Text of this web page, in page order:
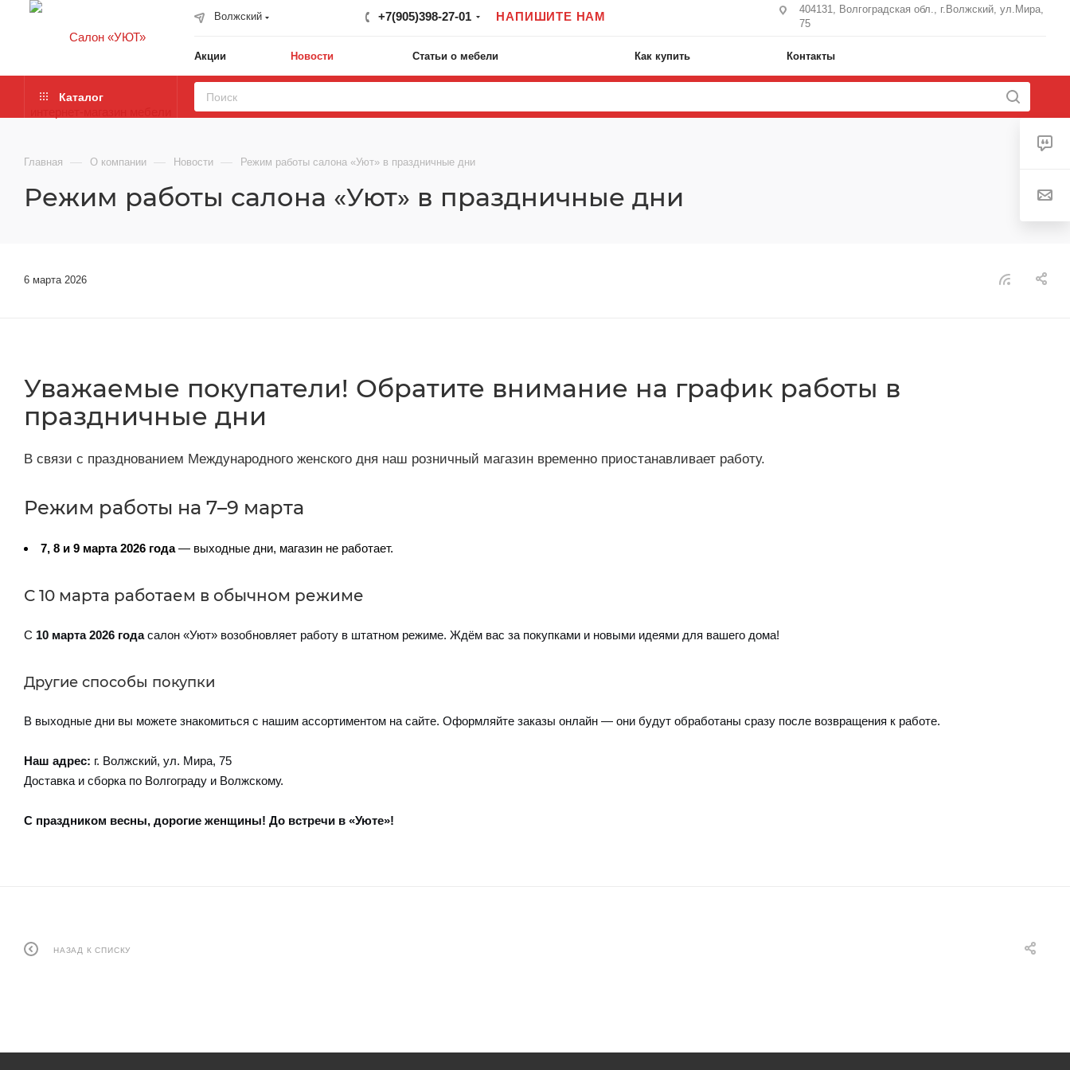
Волжский +7(905)398-27-01 НАПИШИТЕ НАМ
404131, Волгоградская обл., г.Волжский, ул.Мира,
75
Акции Новости Статьи о мебели Как купить Контакты
Каталог
Главная — О компании — Новости — Режим работы салона «Уют» в праздничные дни
Режим работы салона «Уют» в праздничные дни
6 марта 2026
Уважаемые покупатели! Обратите внимание на график работы в
праздничные дни
В связи с празднованием Международного женского дня наш розничный магазин временно приостанавливает работу.
Режим работы на 7–9 марта
7, 8 и 9 марта 2026 года— выходные дни, магазин не работает.
С 10 марта работаем в обычном режиме
С 10 марта 2026 годасалон «Уют» возобновляет работу в штатном режиме. Ждём вас за покупками и новыми идеями для вашего дома!
Другие способы покупки
В выходные дни вы можете знакомиться с нашим ассортиментом на сайте. Оформляйте заказы онлайн — они будут обработаны сразу после возвращения к работе.
Наш адрес: г. Волжский, ул. Мира, 75
Доставка и сборка по Волгограду и Волжскому.
С праздником весны, дорогие женщины! До встречи в «Уюте»!
НАЗАД К СПИСКУ